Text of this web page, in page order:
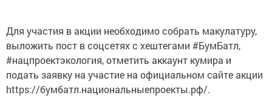
Для участия в акции необходимо собрать макулатуру,
выложить пост в соцсетях с хештегами #БумБатл,
#нацпроектэкология, отметить аккаунт кумира и
подать заявку на участие на официальном сайте акции
https://бумбатл.национальныепроекты.рф/.